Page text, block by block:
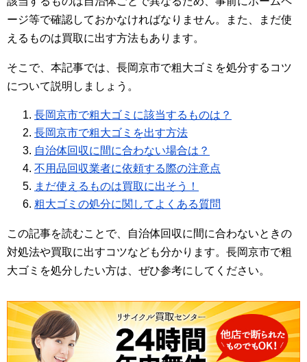
ージ等で確認しておかなければなりません。また、まだ使
えるものは買取に出す方法もあります。
そこで、本記事では、長岡京市で粗大ゴミを処分するコツ
について説明しましょう。
長岡京市で粗大ゴミに該当するものは？
長岡京市で粗大ゴミを出す方法
自治体回収に間に合わない場合は？
不用品回収業者に依頼する際の注意点
まだ使えるものは買取に出そう！
粗大ゴミの処分に関してよくある質問
この記事を読むことで、自治体回収に間に合わないときの
対処法や買取に出すコツなども分かります。長岡京市で粗
大ゴミを処分したい方は、ぜひ参考にしてください。